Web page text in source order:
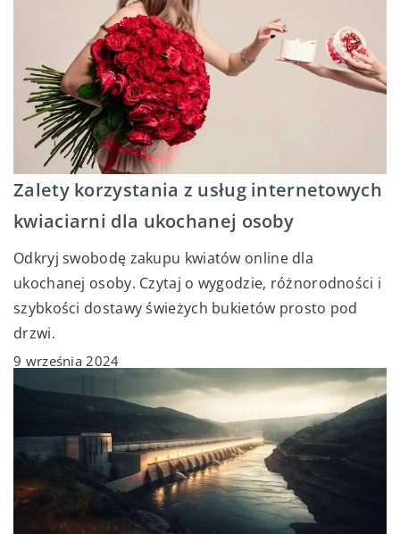
Zalety korzystania z usług internetowych
kwiaciarni dla ukochanej osoby
Odkryj swobodę zakupu kwiatów online dla
ukochanej osoby. Czytaj o wygodzie, różnorodności i
szybkości dostawy świeżych bukietów prosto pod
drzwi.
9 września 2024